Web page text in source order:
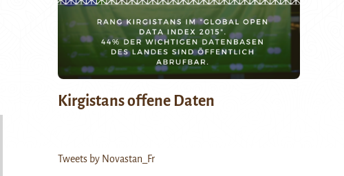
Kirgistans offene Daten
Tweets by Novastan_Fr